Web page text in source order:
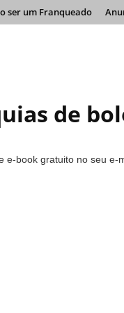
ser um Franqueado
de
e-book gratuito no seu e-